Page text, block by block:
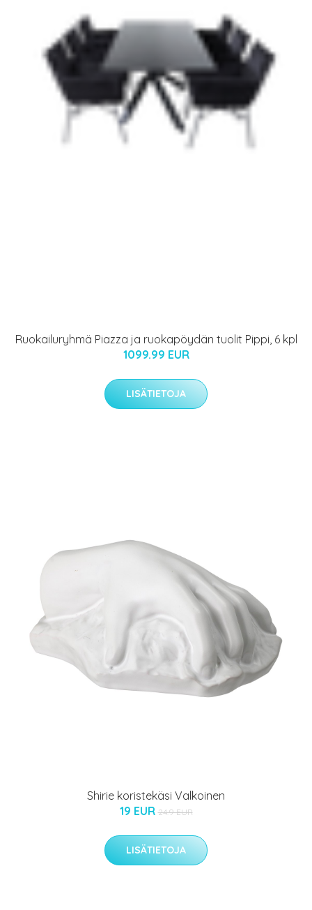
Ruokailuryhmä Piazza ja ruokapöydän tuolit Pippi, 6 kpl
1099.99 EUR
LISÄTIETOJA
Shirie koristekäsi Valkoinen
19 EUR 24.9 EUR
LISÄTIETOJA